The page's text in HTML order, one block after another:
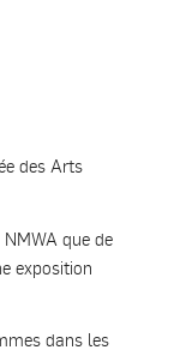
des Arts
que de
exposition
dans les